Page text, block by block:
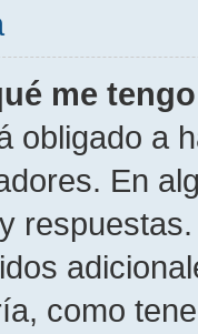
me
obligado a
En
como